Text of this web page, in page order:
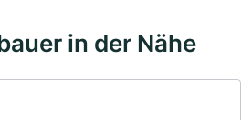
in der Nähe